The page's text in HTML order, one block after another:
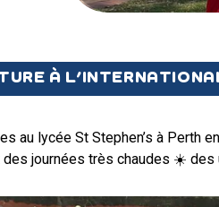
À
au lycée St Stephen’s à
journées très chaudes ☀️